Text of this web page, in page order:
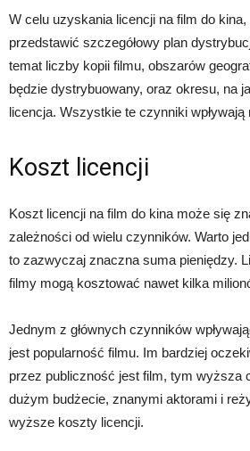
W celu uzyskania licencji na film do
przedstawić szczegółowy plan
temat liczby kopii filmu, obszarów
będzie dystrybuowany, oraz okresu, na
licencja. Wszystkie te czynniki wpływają
Koszt licencji
Koszt licencji na film do kina może się
zależności od wielu czynników. Warto
to zazwyczaj znaczna suma pieniędzy.
filmy mogą kosztować nawet kilka
Jednym z głównych czynników
jest popularność filmu. Im bardziej
przez publiczność jest film, tym wyższa
dużym budżecie, znanymi aktorami i
wyższe koszty licencji.